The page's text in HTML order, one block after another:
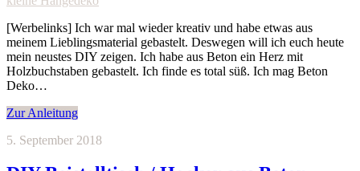
[Werbelinks] Ich war mal wieder kreativ und habe etwas aus
meinem Lieblingsmaterial gebastelt. Deswegen will ich euch heute
mein neustes DIY zeigen. Ich habe aus Beton ein Herz mit
Holzbuchstaben gebastelt. Ich finde es total süß. Ich mag Beton
Deko…
Zur Anleitung
5. September 2018